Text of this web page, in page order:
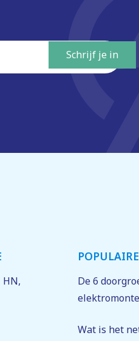
HN,
De 6
Wat is het